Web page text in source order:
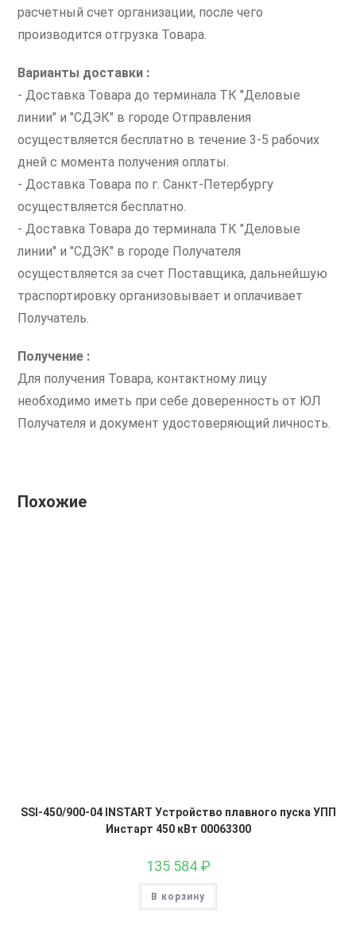
расчетный счет организации, после чего
производится отгрузка Товара.
Варианты доставки :
- Доставка Товара до терминала ТК "Деловые
линии" и "СДЭК" в городе Отправления
осуществляется бесплатно в течение 3-5 рабочих
дней с момента получения оплаты.
- Доставка Товара по г. Санкт-Петербургу
осуществляется бесплатно.
- Доставка Товара до терминала ТК "Деловые
линии" и "СДЭК" в городе Получателя
осуществляется за счет Поставщика, дальнейшую
траспортировку организовывает и оплачивает
Получатель.
Получение :
Для получения Товара, контактному лицу
необходимо иметь при себе доверенность от ЮЛ
Получателя и документ удостоверяющий личность.
Похожие
SSI-450/900-04 INSTART Устройство плавного пуска УПП
Инстарт 450 кВт 00063300
135 584 ₽
В корзину